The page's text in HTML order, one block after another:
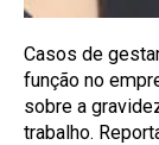
Casos de
função no
sobre a
trabalho.